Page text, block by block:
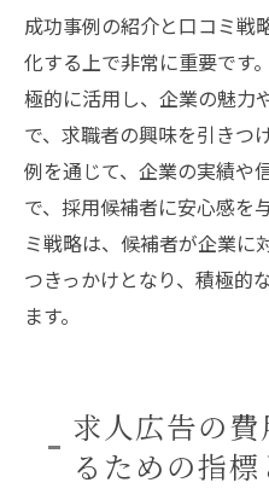
成功事例の紹介と口コミ戦
化する上で非常に重要です
極的に活用し、企業の魅力
で、求職者の興味を引きつ
例を通じて、企業の実績や
で、採用候補者に安心感を
ミ戦略は、候補者が企業に
つきっかけとなり、積極的
ます。
求人広告の
るための指標